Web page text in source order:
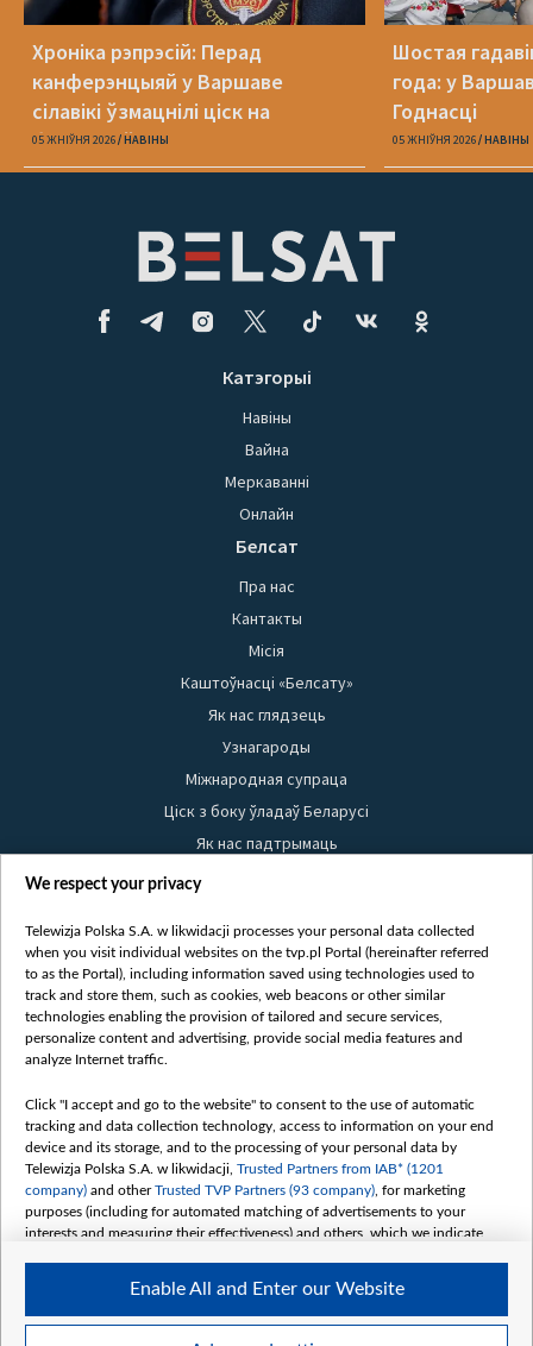
Хроніка рэпрэсій: Перад
канферэнцыяй у Варшаве
сілавікі ўзмацнілі ціск на
беларусаў
05 ЖНІЎНЯ 2026 НАВІНЫ
Шостая
года: у
Годнасці
05 ЖНІЎНЯ 2026 НАВІНЫ
Катэгорыі
Навіны
Вайна
Меркаванні
Онлайн
Белсат
Пра нас
Кантакты
Місія
Каштоўнасці «Белсату»
Як нас глядзець
Узнагароды
Міжнародная супраца
Ціск з боку ўладаў Беларусі
Як нас падтрымаць
Правілы выкарыстання матэрыялаў
Бяспека
Youtube
Белсат news
Белсат Shorts
Жэстачайшы мульт
Belsat English
Biełsat PL
Белсат Now
Белсат History
Белсат Music
Белсат Doc
My consents
We respect your privacy
Telewizja Polska S.A. w likwidacji processes your personal data collected
when you visit individual websites on the tvp.pl Portal (hereinafter referred
to as the Portal), including information saved using technologies used to
track and store them, such as cookies, web beacons or other similar
technologies enabling the provision of tailored and secure services,
personalize content and advertising, provide social media features and
analyze Internet traffic.
Click "I accept and go to the website" to consent to the use of automatic
tracking and data collection technology, access to information on your end
device and its storage, and to the processing of your personal data by
Telewizja Polska S.A. w likwidacji, Trusted Partners from IAB* (1201
company) and otherTrusted TVP Partners (93 company) , for marketing
purposes (including for automated matching of advertisements to your
interests and measuring their effectiveness) and others, which we indicate
The purposes of processing your data by TVP S.A. w likwidacji are as
follows:
Enable All and Enter our Website